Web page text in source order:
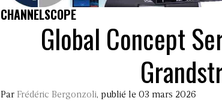
CHANNELSCOPE
Global Concept
Par Frédéric Bergonzoli, publié le 03 mars 2026